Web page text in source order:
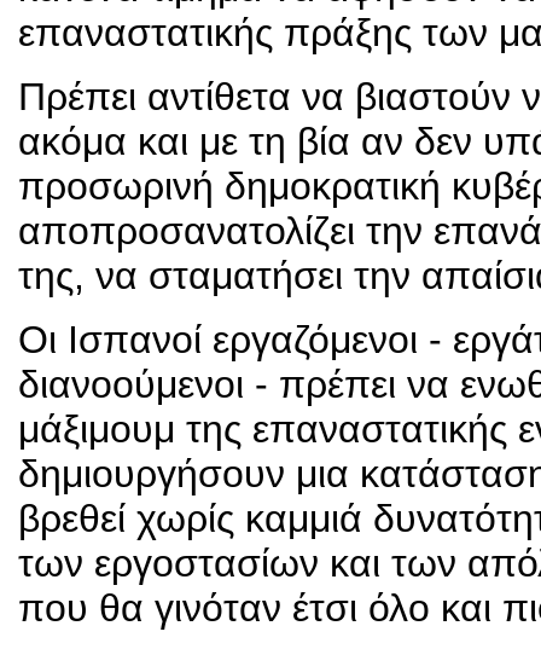
επαναστατικής πράξης των
Πρέπει αντίθετα να
ακόμα και με τη βία αν δεν
προσωρινή δημοκρατική
αποπροσανατολίζει την
της, να σταματήσει την
Οι Ισπανοί εργαζόμενοι -
διανοούμενοι - πρέπει να
μάξιμουμ της επαναστατικής
δημιουργήσουν μια
βρεθεί χωρίς καμμιά
των εργοστασίων και των
που θα γινόταν έτσι όλο και